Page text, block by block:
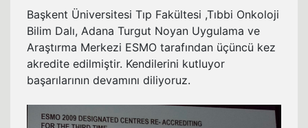
Başkent Üniversitesi Tıp Fakültesi ,Tıbbi Onkoloji
Bilim Dalı, Adana Turgut Noyan Uygulama ve
Araştırma Merkezi ESMO tarafından üçüncü kez
akredite edilmiştir. Kendilerini kutluyor
başarılarının devamını diliyoruz.